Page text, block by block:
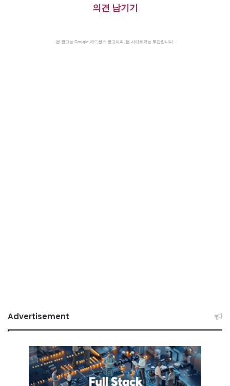
의견 남기기
본 광고는 Google 애드센스 광고이며, 본 사이트와는 무관합니다.
Advertisement